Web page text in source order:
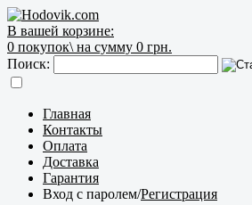
В вашей корзине:
0 покупок\ на сумму 0 грн.
Поиск:
Главная
Контакты
Оплата
Доставка
Гарантия
Вход с паролем/Регистрация